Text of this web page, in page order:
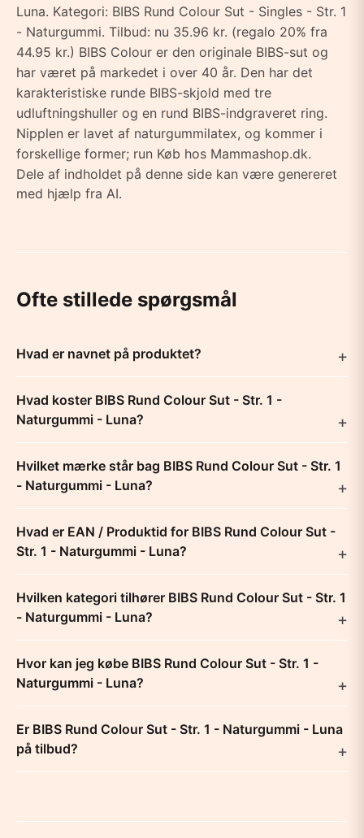
Luna. Kategori: BIBS Rund Colour Sut - Singles - Str. 1
- Naturgummi. Tilbud: nu 35.96 kr. (regalo 20% fra
44.95 kr.) BIBS Colour er den originale BIBS-sut og
har været på markedet i over 40 år. Den har det
karakteristiske runde BIBS-skjold med tre
udluftningshuller og en rund BIBS-indgraveret ring.
Nipplen er lavet af naturgummilatex, og kommer i
forskellige former; run Køb hos Mammashop.dk.
Dele af indholdet på denne side kan være genereret
med hjælp fra AI.
Ofte stillede spørgsmål
Hvad er navnet på produktet?
Hvad koster BIBS Rund Colour Sut - Str. 1 -
Naturgummi - Luna?
Hvilket mærke står bag BIBS Rund Colour Sut - Str. 1
- Naturgummi - Luna?
Hvad er EAN / Produktid for BIBS Rund Colour Sut -
Str. 1 - Naturgummi - Luna?
Hvilken kategori tilhører BIBS Rund Colour Sut - Str. 1
- Naturgummi - Luna?
Hvor kan jeg købe BIBS Rund Colour Sut - Str. 1 -
Naturgummi - Luna?
Er BIBS Rund Colour Sut - Str. 1 - Naturgummi - Luna
på tilbud?